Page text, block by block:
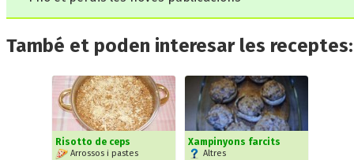
També et poden interesar les receptes:
Risotto de ceps
Arrossos i pastes
Xampinyons farcits
Altres